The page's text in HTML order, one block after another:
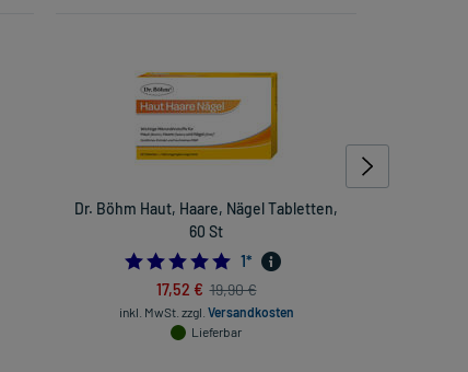
Dr. Böhm Haut, Haare, Nägel Tabletten,
60 St
5.0
1*
17,52 € 19,90 €
inkl. MwSt. zzgl. Versandkosten
Lieferbar